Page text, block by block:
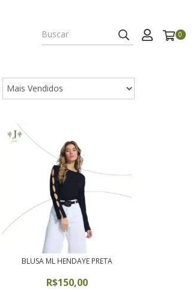
0
BLUSA ML HENDAYE PRETA
R$150,00